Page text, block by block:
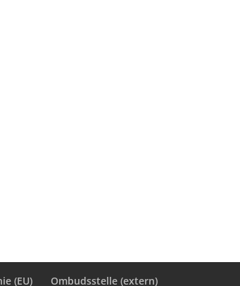
(EU) Ombudsstelle (extern)